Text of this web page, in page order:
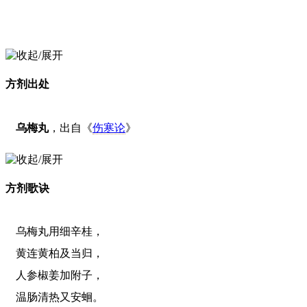
方剂出处
乌梅丸，出自《伤寒论》
方剂歌诀
乌梅丸用细辛桂，
黄连黄柏及当归，
人参椒姜加附子，
温肠清热又安蛔。